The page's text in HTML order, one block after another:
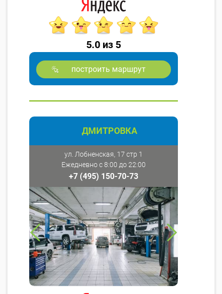
5.0 из 5
построить маршрут
ДМИТРОВКА
ул. Лобненская, 17 стр 1
Ежедневно с 8:00 до 22:00
+7 (495) 150-70-73